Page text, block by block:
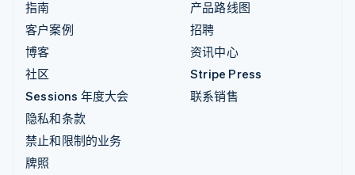
指南
客户案例
博客
社区
Sessions 年度大会
隐私和条款
禁止和限制的业务
牌照
产品路线图
招聘
资讯中心
Stripe Press
联系销售